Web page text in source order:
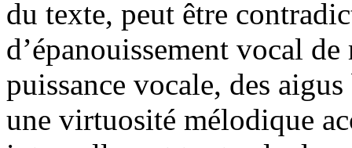
du texte, peut être
d’épanouissement vocal
puissance vocale, des
une virtuosité mélodique